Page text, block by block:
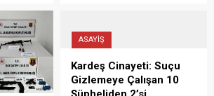
ASAYİŞ
Kardeş Cinayeti: Suçu
Gizlemeye Çalışan 10